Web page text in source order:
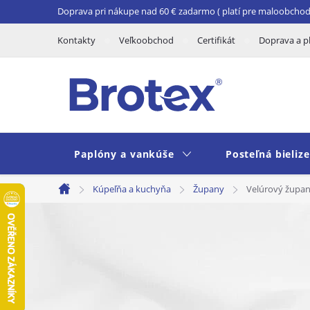
na
Doprava pri nákupe nad 60 € zadarmo ( platí pre
Kontakty Veľkoobchod Certifikát Doprava a
Paplóny a vankúše Posteľná
Domov
Kúpeľňa a kuchyňa Župany Velúrový